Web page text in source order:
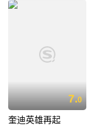
7.0
奎迪英雄再起